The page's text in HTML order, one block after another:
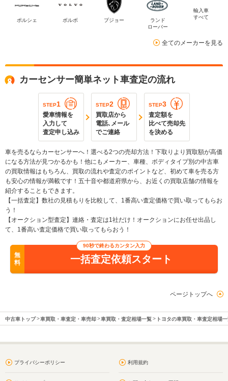
ポルシェ ボルボ プジョー
ランド
ローバー
輸入車
すべて
全てのメーカーを見る
カーセンサー簡単ネット車査定の流れ
STEP1
愛車情報を
入力して
査定申し込み
STEP2
買取店から
電話､メール
でご連絡
STEP3
査定額を
比べて売却先
を決める
車を売るならカーセンサーへ！選べる2つの売却方法！下取りより買取額が高価
になる方法が見つかるかも！他にもメーカー、車種、ボディタイプ別の中古車
の買取情報はもちろん、買取の流れや査定のポイントなど、初めて車を売る方
も安心の情報が満載です！五十音や都道府県から、お近くの買取店舗の情報を
紹介することもできます。
【一括査定】数社の見積もりを比較して、1番高い査定価格で買い取ってもらお
う！
【オークション型査定】連絡・査定は1社だけ！オークションにお任せ出品し
て、1番高い査定価格で買い取ってもらおう！
無
料
90秒で終わるカンタン入力
一括査定依頼スタート
ページトップへ
中古車トップ 車買取・車査定・車売却 車買取・査定相場一覧 トヨタの車買取・車査定相場
プライバシーポリシー 利用規約